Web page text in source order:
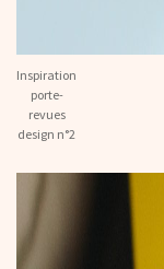
Inspiration
porte-
revues
design n°2